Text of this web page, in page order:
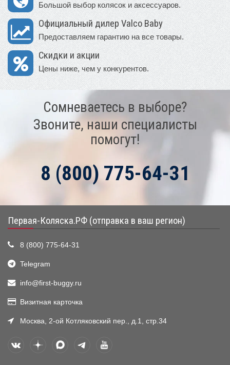
Большой выбор колясок и аксессуаров.
Официальный дилер Valco Baby
Предоставляем гарантию на все товары.
Скидки и акции
Цены ниже, чем у конкурентов.
Сомневаетесь в выборе?
Звоните, наши специалисты
помогут!
8 (800) 775-64-31
Первая-Коляска.РФ (отправка в ваш регион)
8 (800) 775-64-31
Telegram
info@first-buggy.ru
Визитная карточка
Москва, 2-ой Котляковский пер., д.1, стр.34